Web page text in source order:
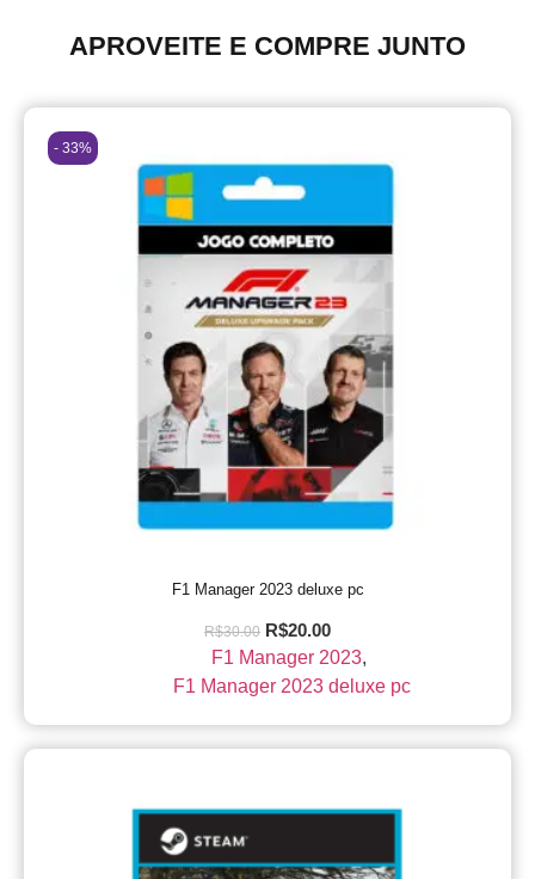
APROVEITE E COMPRE JUNTO
- 33%
F1 Manager 2023 deluxe pc
R$30.00 R$20.00
F1 Manager 2023,
F1 Manager 2023 deluxe pc